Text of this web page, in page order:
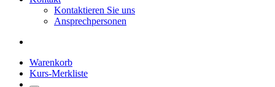
Kontaktieren Sie uns
Ansprechpersonen
Warenkorb
Kurs-Merkliste